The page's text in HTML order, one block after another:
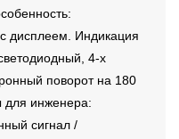
дисплеем. Индикация
4-х
поворот на 180
для инженера:
сигнал /